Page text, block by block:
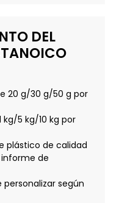
DEL
20 g/30 g/50 g por
kg/5 kg/10 kg por
plástico de calidad
de
según